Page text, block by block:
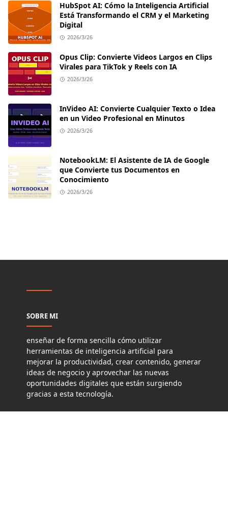
HubSpot AI: Cómo la Inteligencia Artificial
Está Transformando el CRM y el Marketing
Digital
2026/3/26
Opus Clip: Convierte Videos Largos en Clips
Virales para TikTok y Reels con IA
2026/3/26
InVideo AI: Convierte Cualquier Texto o Idea
en un Video Profesional en Minutos
2026/3/26
NotebookLM: El Asistente de IA de Google
que Convierte tus Documentos en
Conocimiento
2026/3/26
SOBRE MI
enseñar de forma sencilla cómo utilizar
herramientas de inteligencia artificial para
mejorar la productividad, crear contenido, generar
ideas de negocio y aprovechar las nuevas
oportunidades digitales que están surgiendo
gracias a esta tecnología.